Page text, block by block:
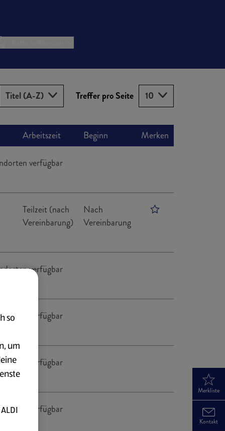
Merkliste
Kontakt
Sortieren nach
Titel (A-Z) Treffer pro Seite 10
Arbeitszeit Beginn Merken
verfügbar
Teilzeit (nach
Vereinbarung)
Nach
Vereinbarung
verfügbar
verfügbar
verfügbar
verfügbar
so
um